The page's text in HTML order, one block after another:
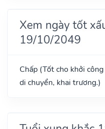
Xem ngày tốt
19/10/2049
Chấp (Tốt cho khởi
di chuyển, khai trương.)